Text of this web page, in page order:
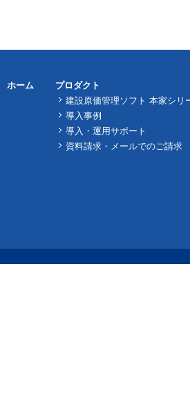
ホーム
プロダクト
建設原価管理ソフト 本家シリ
導入事例
導入・運用サポート
資料請求・メールでのご請求